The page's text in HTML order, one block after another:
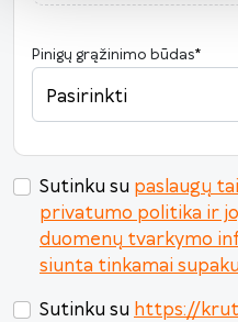
31 1
Pinigų grąžinimo būdas*
Pasirinkti
Sutinku su paslaugų
privatumo politika ir
duomenų tvarkymo
siunta tinkamai
Sutinku su https://